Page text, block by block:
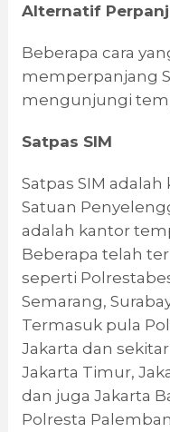
Alternatif
Beberapa cara
memperpanjang
mengunjungi
Satpas SIM
Satpas SIM
Satuan
adalah kantor
Beberapa telah
seperti
Semarang,
Termasuk pula
Jakarta dan
Jakarta Timur,
dan juga Jakarta
Polresta